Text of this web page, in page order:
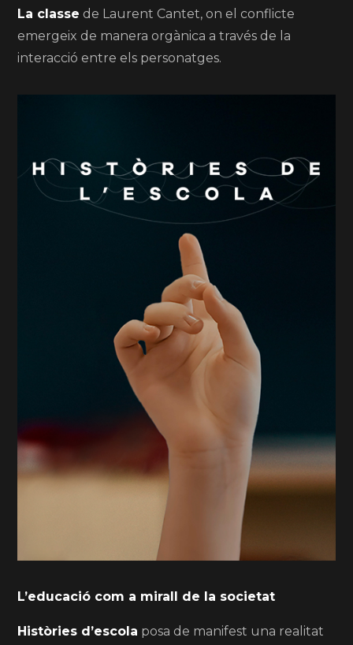
La classe de Laurent Cantet, on el conflicte
emergeix de manera orgànica a través de la
interacció entre els personatges.
L’educació com a mirall de la societat
Històries d’escola posa de manifest una realitat